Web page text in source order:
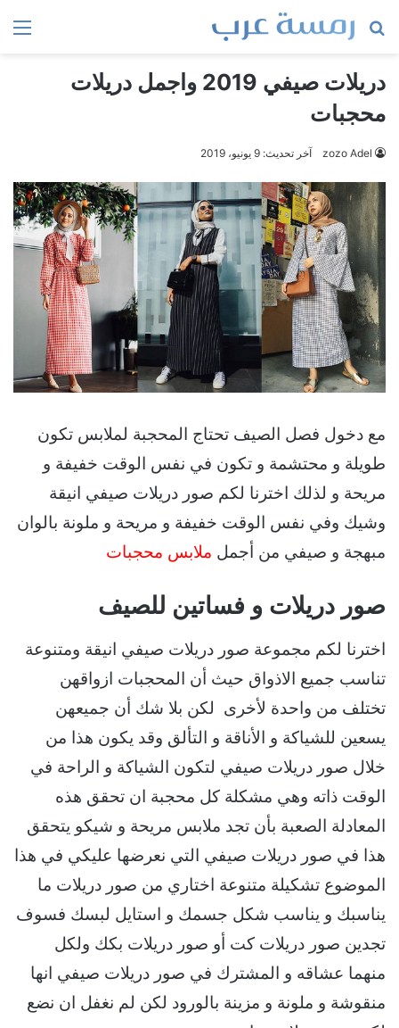
بحث
دريلات صيفي 2019 واجمل دريلات
محجبات
zozo Adel آخر تحديث: 9 يونيو، 2019
مع دخول فصل الصيف تحتاج المحجبة لملابس تكون
طويلة و محتشمة و تكون في نفس الوقت خفيفة و
مريحة و لذلك اخترنا لكم صور دريلات صيفي انيقة
وشيك وفي نفس الوقت خفيفة و مريحة و ملونة بالوان
مبهجة و صيفي من أجمل ملابس محجبات
صور دريلات و فساتين للصيف
اخترنا لكم مجموعة صور دريلات صيفي انيقة ومتنوعة
تناسب جميع الاذواق حيث أن المحجبات ازواقهن
تختلف من واحدة لأخرى لكن بلا شك أن جميعهن
يسعين للشياكة و الأناقة و التألق وقد يكون هذا من
خلال صور دريلات صيفي لتكون الشياكة و الراحة في
الوقت ذاته وهي مشكلة كل محجبة ان تحقق هذه
المعادلة الصعبة بأن تجد ملابس مريحة و شيكو يتحقق
هذا في صور دريلات صيفي التي نعرضها عليكي في هذا
الموضوع تشكيلة متنوعة اختاري من صور دريلات ما
يناسبك و يناسب شكل جسمك و استايل لبسك فسوف
تجدين صور دريلات كت أو صور دريلات بكك ولكل
منهما عشاقه و المشترك في صور دريلات صيفي انها
منقوشة و ملونة و مزينة بالورود لكن لم نغفل ان نضع